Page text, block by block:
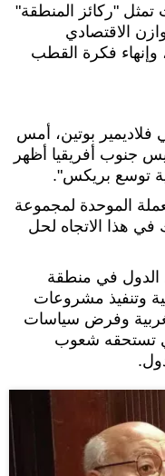
تمثل "ركائز المنطقة"
الاقتصادي
وإنهاء فكرة القطب
فلاديمير بوتين، أمس
جنوب أفريقيا أظهر
توسع بريكس".
الموحدة لمجموعة
في هذا الاتجاه لحل
الدول في منطقة
وتنفيذ مشروعات
وفرض سياسات
تستحقه شعوب